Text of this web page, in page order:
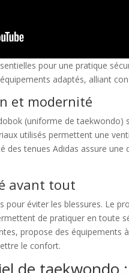
pour une pratique
adaptés, alliant
et modernité
(uniforme de taekwondo)
utilisés permettent une
des tenues Adidas assure
avant tout
pour éviter les blessures. Le
de pratiquer en toute
propose des équipements
le confort.
de taekwondo :